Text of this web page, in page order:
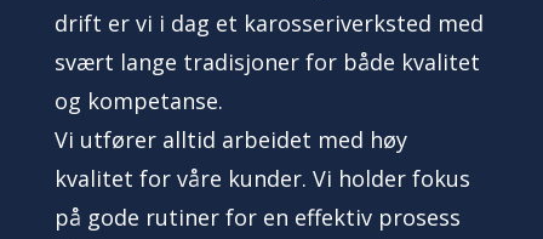
drift er vi i dag et karosseriverksted med
svært lange tradisjoner for både kvalitet
og kompetanse.
Vi utfører alltid arbeidet med høy
kvalitet for våre kunder. Vi holder fokus
på gode rutiner for en effektiv prosess